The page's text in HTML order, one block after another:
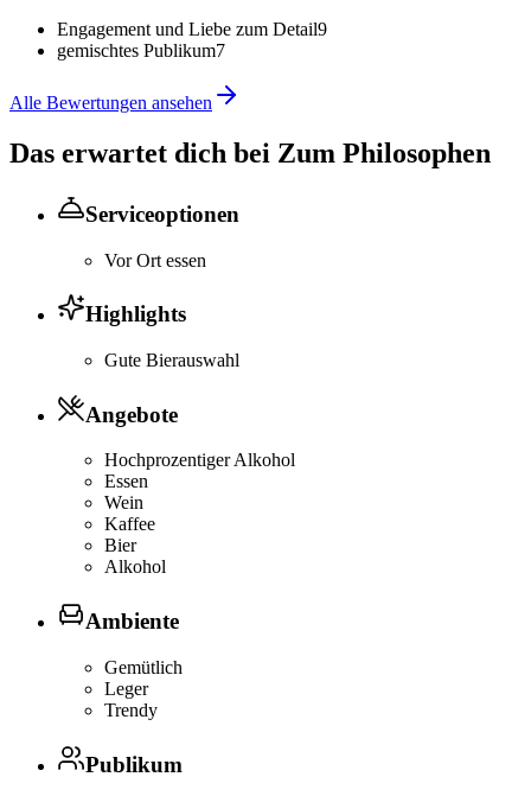
Engagement und Liebe zum Detail9
gemischtes Publikum7
Alle Bewertungen ansehen
Das erwartet dich bei Zum Philosophen
Serviceoptionen
Vor Ort essen
Highlights
Gute Bierauswahl
Angebote
Hochprozentiger Alkohol
Essen
Wein
Kaffee
Bier
Alkohol
Ambiente
Gemütlich
Leger
Trendy
Publikum